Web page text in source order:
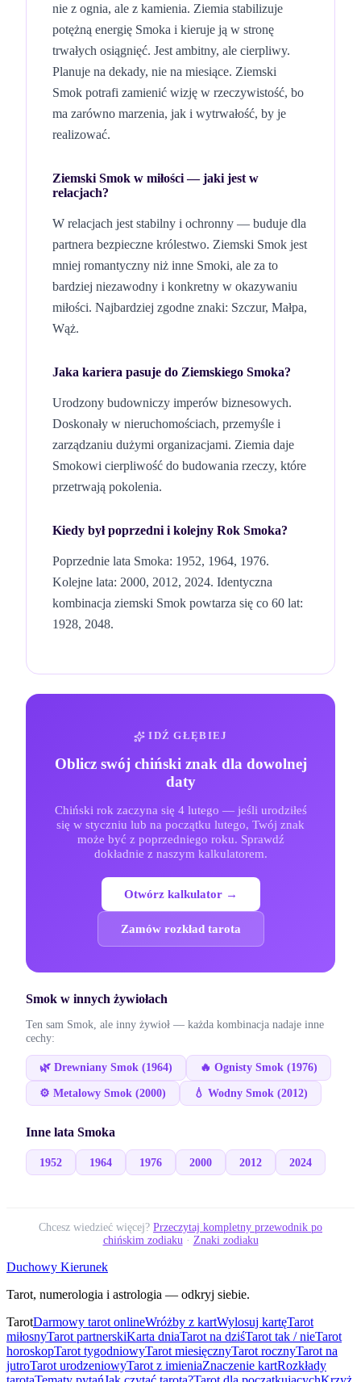
nie z ognia, ale z kamienia. Ziemia stabilizuje
potężną energię Smoka i kieruje ją w stronę
trwałych osiągnięć. Jest ambitny, ale cierpliwy.
Planuje na dekady, nie na miesiące. Ziemski
Smok potrafi zamienić wizję w rzeczywistość, bo
ma zarówno marzenia, jak i wytrwałość, by je
realizować.
Ziemski Smok w miłości — jaki jest w
relacjach?
W relacjach jest stabilny i ochronny — buduje dla
partnera bezpieczne królestwo. Ziemski Smok jest
mniej romantyczny niż inne Smoki, ale za to
bardziej niezawodny i konkretny w okazywaniu
miłości. Najbardziej zgodne znaki: Szczur, Małpa,
Wąż.
Jaka kariera pasuje do Ziemskiego Smoka?
Urodzony budowniczy imperów biznesowych.
Doskonały w nieruchomościach, przemyśle i
zarządzaniu dużymi organizacjami. Ziemia daje
Smokowi cierpliwość do budowania rzeczy, które
przetrwają pokolenia.
Kiedy był poprzedni i kolejny Rok Smoka?
Poprzednie lata Smoka: 1952, 1964, 1976.
Kolejne lata: 2000, 2012, 2024. Identyczna
kombinacja ziemski Smok powtarza się co 60 lat:
1928, 2048.
IDŹ GŁĘBIEJ
Oblicz swój chiński znak dla dowolnej
daty
Chiński rok zaczyna się 4 lutego — jeśli urodziłeś
się w styczniu lub na początku lutego, Twój znak
może być z poprzedniego roku. Sprawdź
dokładnie z naszym kalkulatorem.
Otwórz kalkulator →
Zamów rozkład tarota
Smok w innych żywiołach
Ten sam Smok , ale inny żywioł — każda kombinacja nadaje inne
cechy:
🌿 Drewniany Smok (1964) 🔥 Ognisty Smok (1976)
⚙️ Metalowy Smok (2000) 💧 Wodny Smok (2012)
Inne lata Smoka
1952 1964 1976 2000 2012 2024
Chcesz wiedzieć więcej? Przeczytaj kompletny przewodnik po
chińskim zodiaku · Znaki zodiaku
Duchowy Kierunek
Tarot, numerologia i astrologia — odkryj siebie.
TarotDarmowy tarot onlineWróżby z kartWylosuj kartęTarot
miłosnyTarot partnerskiKarta dniaTarot na dziśTarot tak / nieTarot
horoskopTarot tygodniowyTarot miesięcznyTarot rocznyTarot na
jutroTarot urodzeniowyTarot z imieniaZnaczenie kartRozkłady